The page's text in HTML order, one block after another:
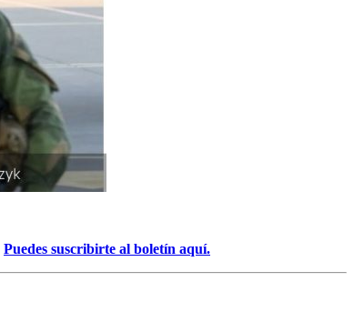
Puedes suscribirte al boletín aquí.